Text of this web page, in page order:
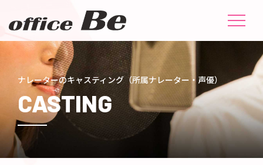
ナレーターのキャスティング（所属ナレーター・声優）
CASTING